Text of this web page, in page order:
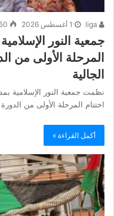
1 أغسطس 2026
جمعية النور
المرحلة الأولى من
الجالية
نظمت جمعية النور الإسلامية
اختتام المرحلة الأولى من
أكمل القراءة »